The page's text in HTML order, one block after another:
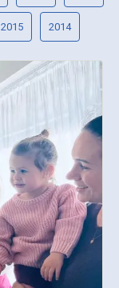
2015 2014